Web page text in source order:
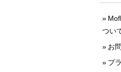
つい
お
プ